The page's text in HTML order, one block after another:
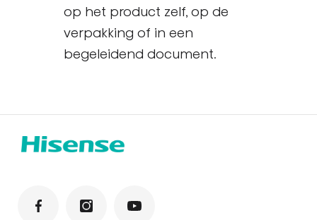
op het product zelf, op de
verpakking of in een
begeleidend document.